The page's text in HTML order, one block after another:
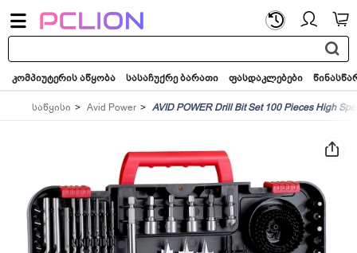
საძიებო
სიტყვა...
კომპიუტერის აწყობა სასაჩუქრე ბარათი ფასდაკლებები
საწყისი Avid Power AVID POWER Drill Bit Set 100 Pieces High